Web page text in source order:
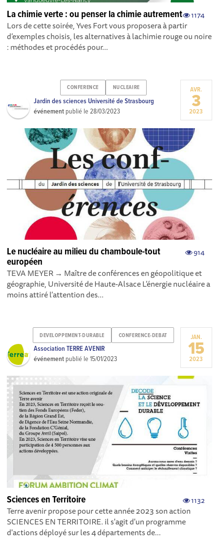
1174
La chimie verte : ou penser la chimie autrement
Lors de cette soirée, Yves Fort vous proposera à partir
d’exemples choisis, les alternatives à lachimie rouge ou noire
: méthodes et procédés pour...
CONFERENCE NUCLEAIRE
Jardin des sciences Université de Strasbourg
événement publié le28/03/2023
AVR.
3
2023
914
Le nucléaire au milieu du chamboule-tout
européen
TEVA MEYER → Maître de conférences en géopolitique et
géographie, Université de Haute-Alsace L’énergie nucléaire a
moins attiré l’attention des...
DEVELOPPEMENT-DURABLE CONFERENCE-DEBAT
Association TERRE AVENIR
événement publié le15/01/2023
JAN.
15
2023
1132
Sciences en Territoire
Terre avenir propose pour cette année 2023 son action
SCIENCES EN TERRITOIRE. il s'agit d'un programme
d'actions déployé sur les 4 départements de...